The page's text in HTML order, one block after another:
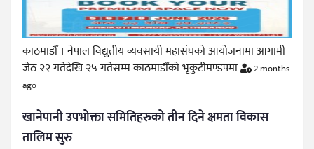
काठमाडौँ । नेपाल विद्युतीय व्यवसायी महासंघको आयोजनामा आगामी
जेठ २२ गतेदेखि २५ गतेसम्म काठमाडौँको भृकुटीमण्डपमा
2 months
ago
खानेपानी उपभोक्ता समितिहरुको तीन दिने क्षमता विकास
तालिम सुरु